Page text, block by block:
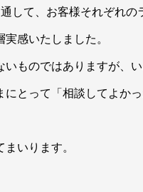
して、お客様それぞれ
感いたしました。
ものではありますが、
にとって「相談してよか
いります。